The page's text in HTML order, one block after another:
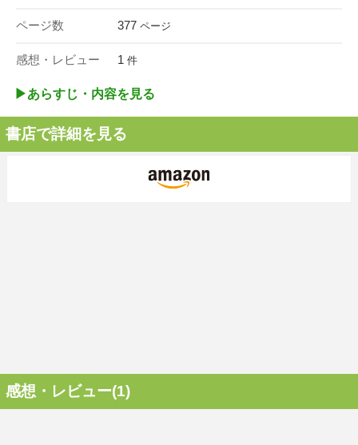
ページ数 377 ページ
感想・レビュー 1 件
▶︎あらすじ・内容を見る
書店で詳細を見る
感想・レビュー(1)